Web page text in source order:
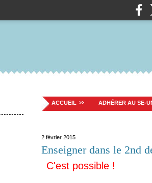
ACCUEIL ADHÉRER AU SE-
2 février 2015
Enseigner dans le 2nd
C'est possible !